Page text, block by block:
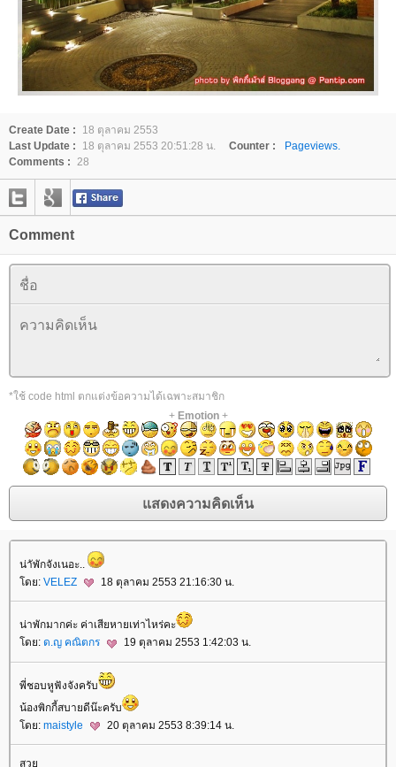
Create Date :
18 ตุลาคม 2553
Last Update :
18 ตุลาคม 2553 20:51:28 น. Counter :
Pageviews.
Comments : 28
Comment
*ใช้ code html ตกแต่งข้อความได้เฉพาะสมาชิก
+ Emotion+
น่าัพักจังเนอะ..
โดย: VELEZ 18 ตุลาคม 2553 21:16:30 น.
น่าพักมากค่ะ ค่าเสียหายเท่าไหร่คะ
โดย: ด.ญ คณิตกร 19 ตุลาคม 2553 1:42:03 น.
พี่ชอบหูฟังจังครับ
น้องพิกกี้สบายดีน๊ะครับ
โดย: maistyle 20 ตุลาคม 2553 8:39:14 น.
สวย